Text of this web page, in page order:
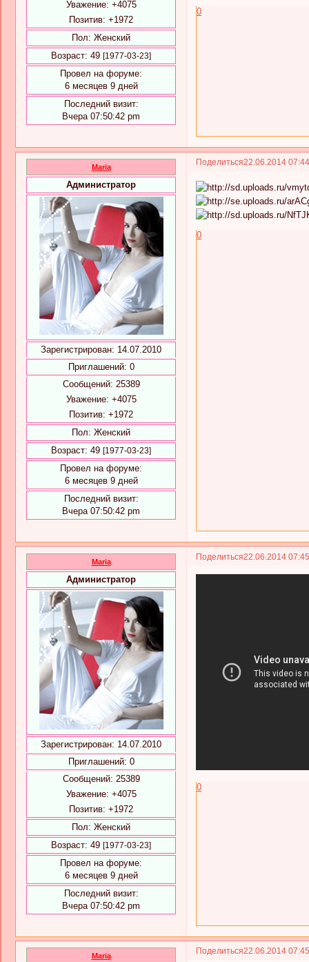
Уважение: +4075
Позитив: +1972
Пол: Женский
Возраст: 49 [1977-03-23]
Провел на форуме:
6 месяцев 9 дней
Последний визит:
Вчера 07:50:42 pm
0
Поделиться22.06.2014
Maria
Администратор
Зарегистрирован: 14.07.2010
Приглашений: 0
Сообщений: 25389
Уважение: +4075
Позитив: +1972
Пол: Женский
Возраст: 49 [1977-03-23]
Провел на форуме:
6 месяцев 9 дней
Последний визит:
Вчера 07:50:42 pm
0
Поделиться22.06.2014
Maria
Администратор
Зарегистрирован: 14.07.2010
Приглашений: 0
Сообщений: 25389
Уважение: +4075
Позитив: +1972
Пол: Женский
Возраст: 49 [1977-03-23]
Провел на форуме:
6 месяцев 9 дней
Последний визит:
Вчера 07:50:42 pm
0
Поделиться22.06.2014
Maria